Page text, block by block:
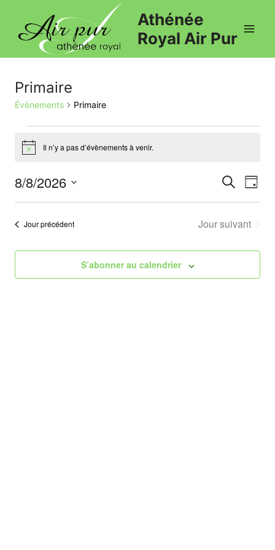
Athénée
Royal Air Pur
Primaire
Évènements Primaire
Notice Il n’y a pas d’évènements à venir.
Recherche
de
Jour
8/8/2026
Sélectionnez
Jour précédent Jour suivant
S’abonner au calendrier